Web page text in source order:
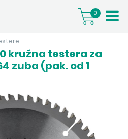
0
kružna testera za
zuba (pak. od 1